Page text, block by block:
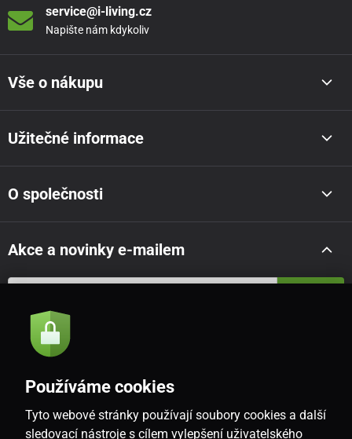
service@i-living.cz
Napište nám kdykoliv
Vše o nákupu
Užitečné informace
O společnosti
Akce a novinky e-mailem
Souhlasím se
CZ
Používáme cookies
Tyto webové stránky používají soubory cookies a další
sledovací nástroje s cílem vylepšení uživatelského